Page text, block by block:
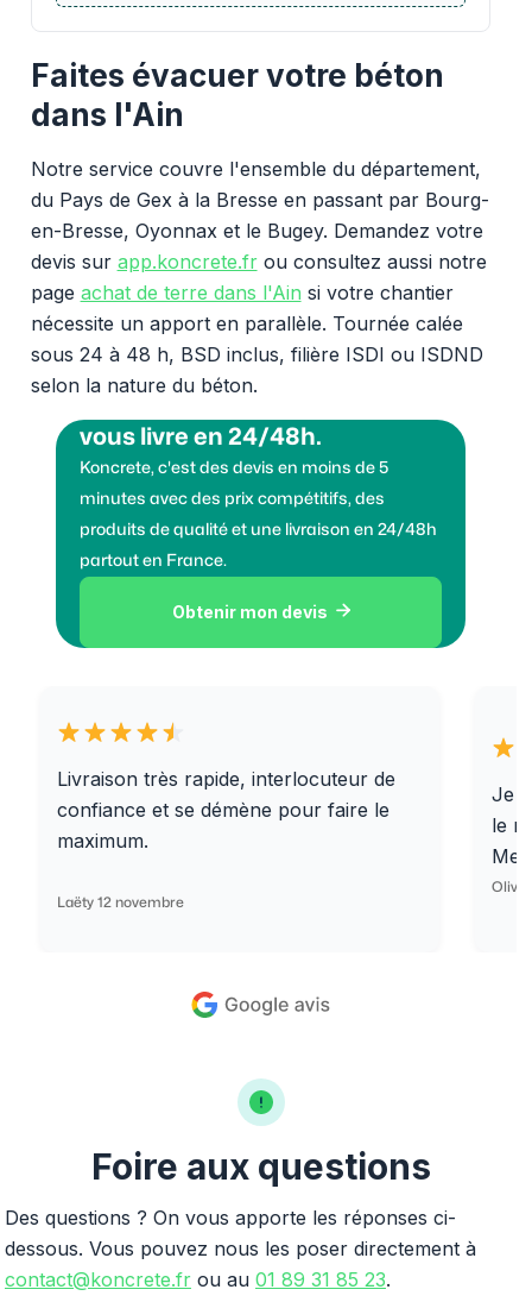
Faites évacuer votre béton
dans l'Ain
Notre service couvre l'ensemble du département,
du Pays de Gex à la Bresse en passant par Bourg-
en-Bresse, Oyonnax et le Bugey. Demandez votre
devis sur app.koncrete.frou consultez aussi notre
page achat de terre dans l'Ain si votre chantier
nécessite un apport en parallèle. Tournée calée
sous 24 à 48 h, BSD inclus, filière ISDI ou ISDND
selon la nature du béton.
vous livre en 24/48h.
Koncrete, c'est des devis en moins de 5
minutes avec des prix compétitifs, des
produits de qualité et une livraison en 24/48h
partout en France.
Obtenir mon devis 
Livraison très rapide, interlocuteur de
confiance et se démène pour faire le
maximum.
Laëty 12 novembre
Je
le
Foire aux questions
Des questions ? On vous apporte les réponses ci-
dessous. Vous pouvez nous les poser directement à
contact@koncrete.fr ou au 01 89 31 85 23.